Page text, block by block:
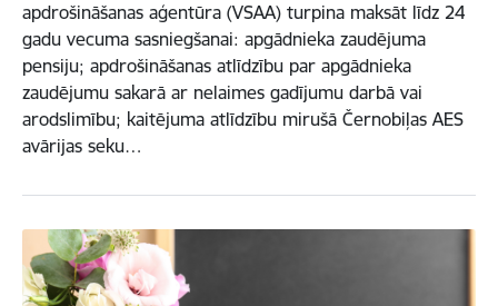
apdrošināšanas aģentūra (VSAA) turpina maksāt līdz 24
gadu vecuma sasniegšanai: apgādnieka zaudējuma
pensiju; apdrošināšanas atlīdzību par apgādnieka
zaudējumu sakarā ar nelaimes gadījumu darbā vai
arodslimību; kaitējuma atlīdzību mirušā Černobiļas AES
avārijas seku…